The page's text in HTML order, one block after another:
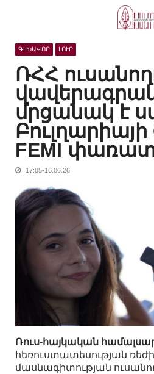
ԳԼԽԱՎՈՐ ԼՈՒՐ
ՌՀՀ
մրցանակ է
Բուլղարիայի
FEMI
17:05-16.06.26
Ռուս-հայկական
հեռուստատեսության
մասնագիտության